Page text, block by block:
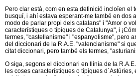
Pero clar està, com en esta definició incloïen el
busquí, i ahí estava esperant-me també en dos
modo de parlar propi dels catalans" i "Amor o
característiques o típiques de Catalunya", i
termes, "castellanisme" i "espanyolisme", pero
del diccionari de la R.A.E. "valencianisme" si
citat diccionari, pero també els termes,
O siga, segons el diccionari en llínia de la
les coses característiques o típiques